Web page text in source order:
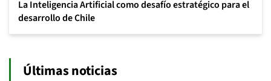
La Inteligencia Artificial como desafío estratégico para el
desarrollo de Chile
Últimas noticias